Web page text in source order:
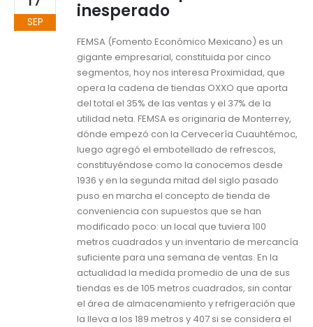
SEP
inesperado
FEMSA (Fomento Económico Mexicano) es un
gigante empresarial, constituida por cinco
segmentos, hoy nos interesa Proximidad, que
opera la cadena de tiendas OXXO que aporta
del total el 35% de las ventas y el 37% de la
utilidad neta. FEMSA es originaria de Monterrey,
dónde empezó con la Cervecería Cuauhtémoc,
luego agregó el embotellado de refrescos,
constituyéndose como la conocemos desde
1936 y en la segunda mitad del siglo pasado
puso en marcha el concepto de tienda de
conveniencia con supuestos que se han
modificado poco: un local que tuviera 100
metros cuadrados y un inventario de mercancía
suficiente para una semana de ventas. En la
actualidad la medida promedio de una de sus
tiendas es de 105 metros cuadrados, sin contar
el área de almacenamiento y refrigeración que
la lleva a los 189 metros y 407 si se considera el